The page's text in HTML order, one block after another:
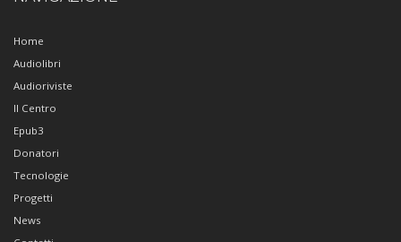
Home
Audiolibri
Audioriviste
Il Centro
Epub3
Donatori
Tecnologie
Progetti
News